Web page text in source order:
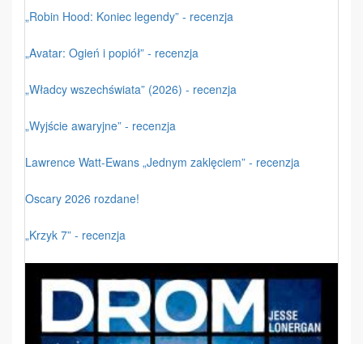
„Robin Hood: Koniec legendy” - recenzja
„Avatar: Ogień i popiół” - recenzja
„Władcy wszechświata” (2026) - recenzja
„Wyjście awaryjne” - recenzja
Lawrence Watt-Ewans „Jednym zaklęciem” - recenzja
Oscary 2026 rozdane!
„Krzyk 7” - recenzja